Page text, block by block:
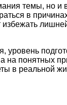
темы, но и
в
избежать
уровень
понятных
в реальной